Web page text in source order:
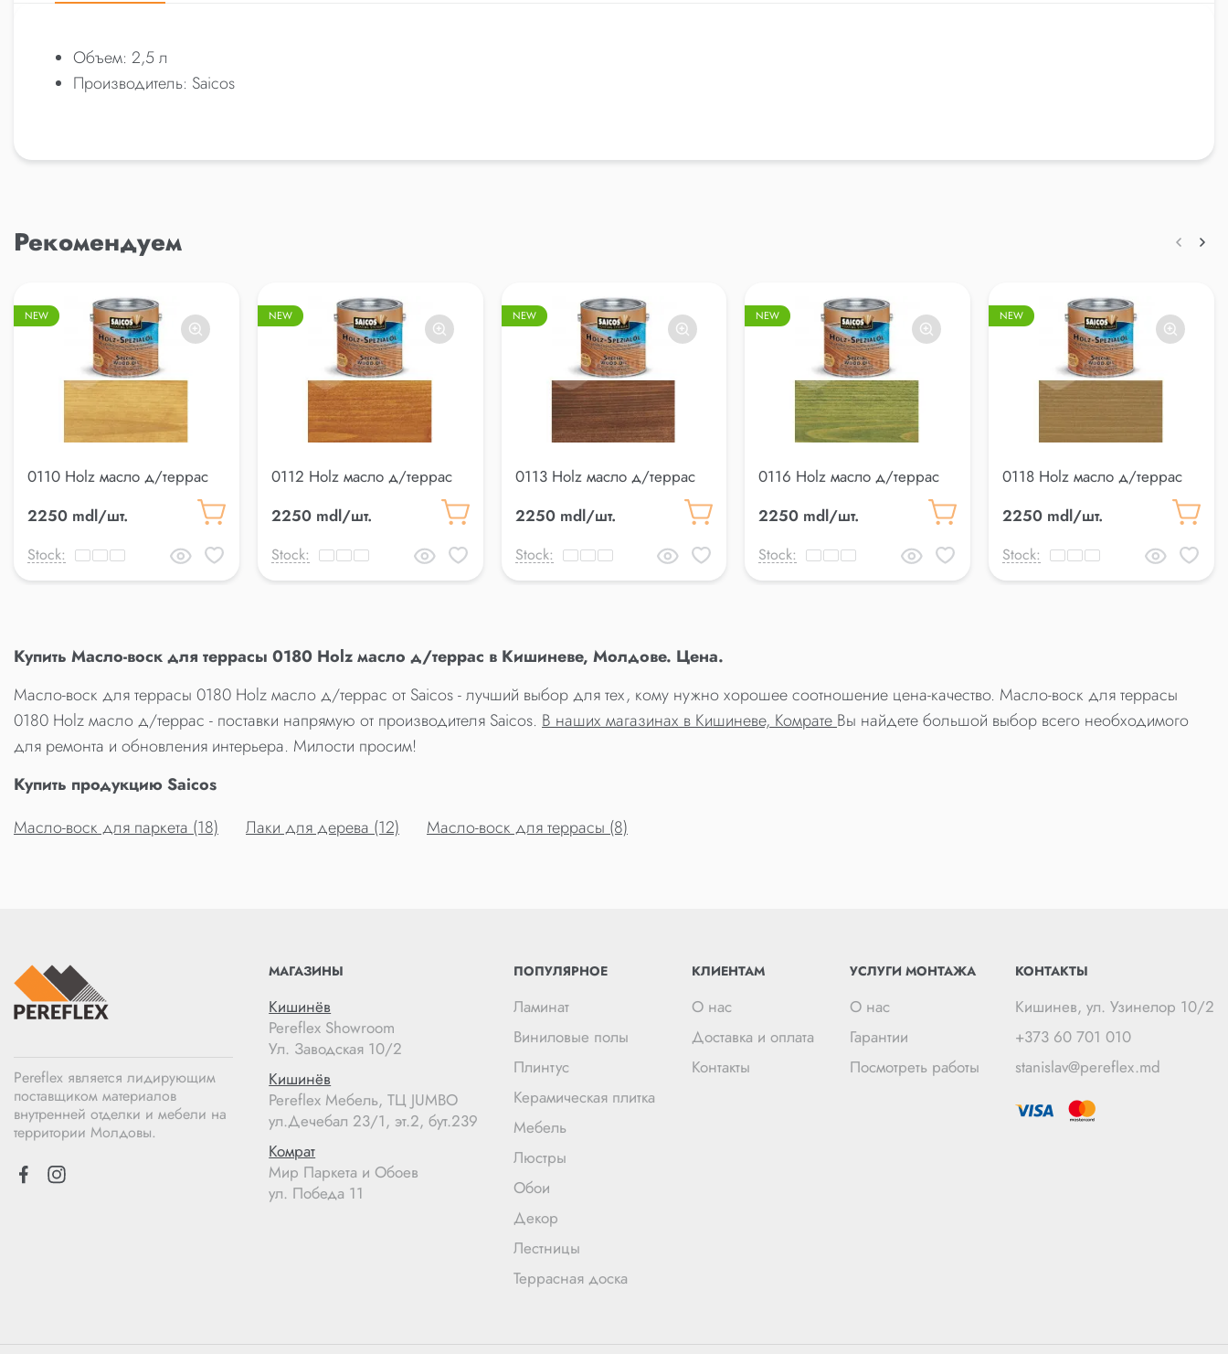
Объем: 2,5 л
Производитель: Saicos
Рекомендуем
NEW
0110 Holz масло д/террас
2250 mdl/шт.
Stock:
NEW
0112 Holz масло д/террас
2250 mdl/шт.
Stock:
NEW
0113 Holz масло д/террас
2250 mdl/шт.
Stock:
NEW
0116 Holz масло д/террас
2250 mdl/шт.
Stock:
NEW
0118 Holz масло д/террас
2250 mdl/шт.
Stock:
Купить Масло-воск для террасы 0180 Holz масло д/террас в Кишиневе, Молдове. Цена.
Масло-воск для террасы 0180 Holz масло д/террас от Saicos - лучший выбор для тех, кому нужно хорошее соотношение цена-качество. Масло-воск для террасы
0180 Holz масло д/террас - поставки напрямую от производителя Saicos. В наших магазинах в Кишиневе, Комрате Вы найдете большой выбор всего необходимого
для ремонта и обновления интерьера. Милости просим!
Купить продукцию Saicos
Масло-воск для паркета (18)
Лаки для дерева (12) Масло-воск для террасы (8)
Pereflex является лидирующим
поставщиком материалов
внутренней отделки и мебели на
территории Молдовы.
МАГАЗИНЫ
Кишинёв
Pereflex Showroom
Ул. Заводская 10/2
Кишинёв
Pereflex Мебель, ТЦ JUMBO
ул.Дечебал 23/1, эт.2, бут.239
Комрат
Мир Паркета и Обоев
ул. Победа 11
ПОПУЛЯРНОЕ
Ламинат
Виниловые полы
Плинтус
Керамическая плитка
Мебель
Люстры
Обои
Декор
Лестницы
Террасная доска
КЛИЕНТАМ
О нас
Доставка и оплата
Контакты
УСЛУГИ МОНТАЖА
О нас
Гарантии
Посмотреть работы
КОНТАКТЫ
Кишинев, ул. Узинелор 10/2
+373 60 701 010
stanislav@pereflex.md